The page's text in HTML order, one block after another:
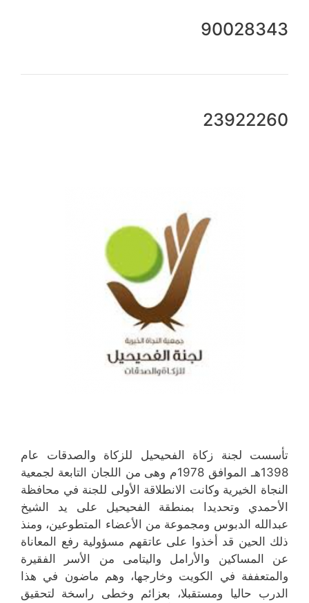
90028343
23922260
تأسست لجنة زكاة الفحيحيل للزكاة والصدقات عام
1398هـ الموافق 1978م وهى من اللجان التابعة لجمعية
النجاة الخيرية وكانت الانطلاقة الأولى للجنة في محافظة
الأحمدي وتحديدا بمنطقة الفحيحيل على يد الشيخ
عبدالله الدبوس ومجموعة من الأعضاء المتطوعين، ومنذ
ذلك الحين قد أخذوا على عاتقهم مسؤولية رفع المعاناة
عن المساكين والأرامل واليتامى من الأسر الفقيرة
والمتعففة في الكويت وخارجها، وهم ماضون في هذا
الدرب حاليا ومستقبلا، بعزائم وخطى راسخة لتحقيق